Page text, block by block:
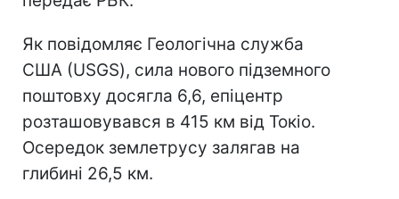
Як повідомляє Геологічна служба
США (USGS), сила нового підземного
поштовху досягла 6,6, епіцентр
розташовувався в 415 км від Токіо.
Осередок землетрусу залягав на
глибині 26,5 км.